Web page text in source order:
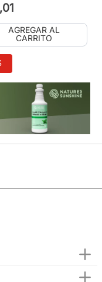
,01
AGREGAR AL
CARRITO